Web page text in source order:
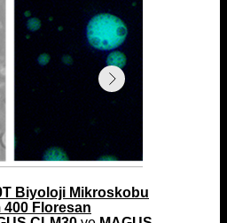
Biyoloji Mikroskobu
400 Floresan
Biyoloji Mikroskobu
400 Floresan